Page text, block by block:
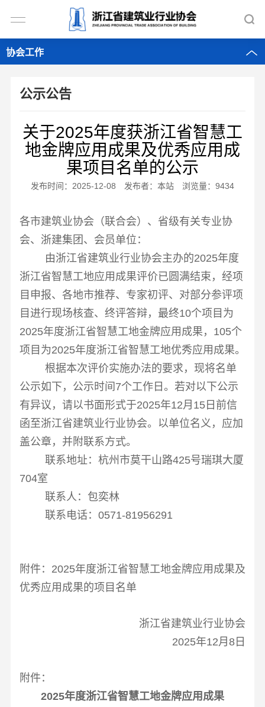
协会工作
公示公告
关于2025年度获浙江省智慧工
地金牌应用成果及优秀应用成
果项目名单的公示
发布时间：2025-12-08 发布者：本站 浏览量：9434
各市建筑业协会（联合会）、省级有关专业协
会、浙建集团、会员单位：
由浙江省建筑业行业协会主办的2025年度
浙江省智慧工地应用成果评价已圆满结束，经项
目申报、各地市推荐、专家初评、对部分参评项
目进行现场核查、终评答辩，最终10个项目为
2025年度浙江省智慧工地金牌应用成果， 105个
项目为2025年度浙江省智慧工地优秀应用成果。
根据本次评价实施办法的要求，现将名单
公示如下，公示时间 7个工作日。若对以下公示
有异议，请以书面形式于2025年12月 15日前信
函至浙江省建筑业行业协会。以单位名义，应加
盖公章，并附联系方式。
联系地址：杭州市莫干山路425号瑞琪大厦
704室
联系人：包奕林
联系电话： 0571-81956291
附件： 2025年度浙江省智慧工地金牌应用成果及
优秀应用成果的项目名单
浙江省建筑业行业协会
2025年12月8 日
附件：
2025年度浙江省智慧工地金牌应用成果